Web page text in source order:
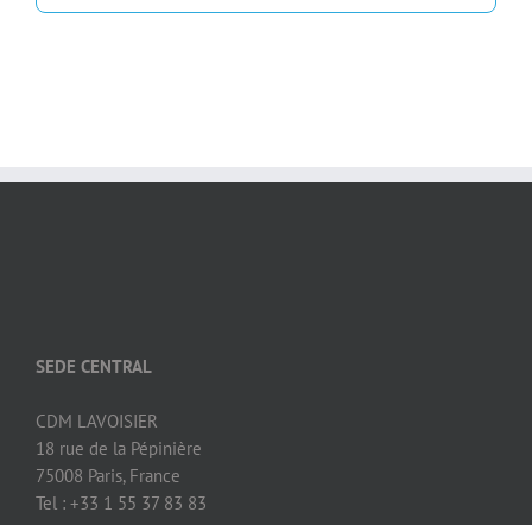
SEDE CENTRAL
CDM LAVOISIER
18 rue de la Pépinière
75008 Paris, France
Tel : +33 1 55 37 83 83